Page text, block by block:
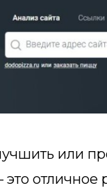
или
отличное